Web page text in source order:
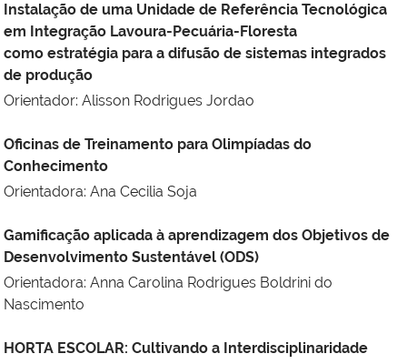
Instalação de uma Unidade de Referência Tecnológica
em Integração Lavoura-Pecuária-Floresta
como estratégia para a difusão de sistemas integrados
de produção
Orientador: Alisson Rodrigues Jordao
Oficinas de Treinamento para Olimpíadas do
Conhecimento
Orientadora: Ana Cecilia Soja
Gamificação aplicada à aprendizagem dos Objetivos de
Desenvolvimento Sustentável (ODS)
Orientadora: Anna Carolina Rodrigues Boldrini do
Nascimento
HORTA ESCOLAR: Cultivando a Interdisciplinaridade